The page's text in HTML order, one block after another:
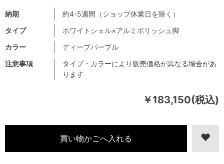
￥183,150(税込)
注意事項
タイプ・カラーにより販売価格が異なる場合があ
ります
納期
約4-5週間（ショップ休業日を除く）
タイプ
ホワイトシェル×アルミポリッシュ脚
カラー
ディープパープル